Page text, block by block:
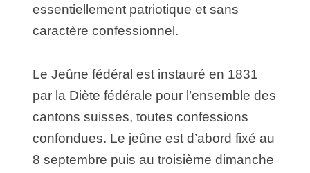
essentiellement patriotique et sans
caractère confessionnel.
Le Jeûne fédéral est instauré en 1831
par la Diète fédérale pour l’ensemble des
cantons suisses, toutes confessions
confondues. Le jeûne est d’abord fixé au
8 septembre puis au troisième dimanche